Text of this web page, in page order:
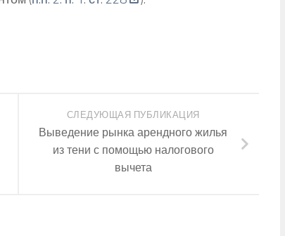
СЛЕДУЮЩАЯ ПУБЛИКАЦИЯ
Выведение рынка арендного жилья
из тени с помощью налогового
вычета